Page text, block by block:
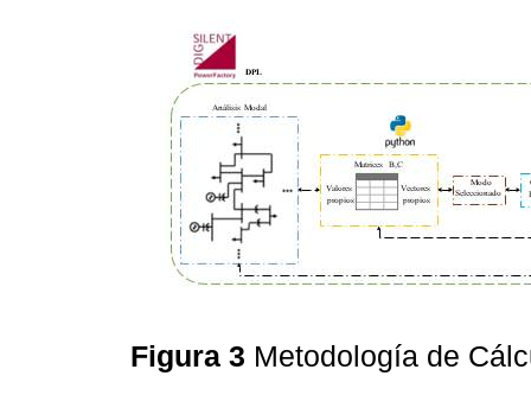
Figura 3 Metodología de